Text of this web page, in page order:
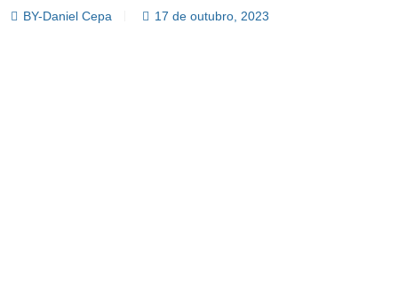
BY-Daniel Cepa 17 de outubro, 2023